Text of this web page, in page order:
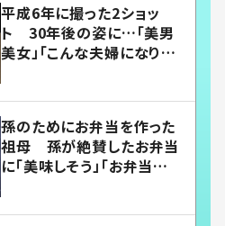
平成6年に撮った2ショッ
ト 30年後の姿に…「美男
美女」「こんな夫婦になりた
孫のためにお弁当を作った
祖母 孫が絶賛したお弁当
に「美味しそう」「お弁当すご